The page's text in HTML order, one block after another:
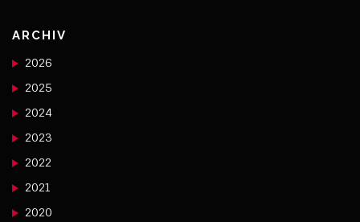
ARCHIV
2026
2025
2024
2023
2022
2021
2020